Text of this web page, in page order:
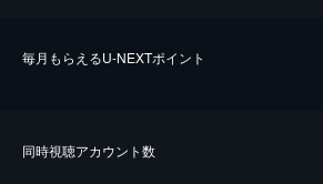
毎⽉もらえるU-NEXTポイント
同時視聴アカウント数